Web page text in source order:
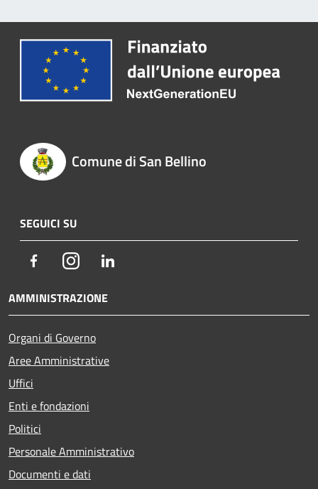
Comune di San Bellino
SEGUICI SU
FacebookInstagram
AMMINISTRAZIONE
Organi di Governo
Aree Amministrative
Uffici
Enti e fondazioni
Politici
Personale Amministrativo
Documenti e dati